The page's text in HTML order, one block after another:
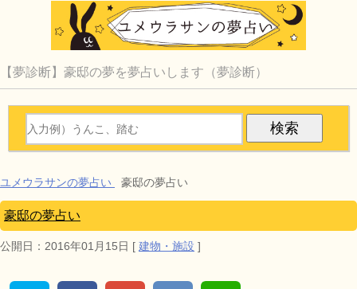
【夢診断】豪邸の夢を夢占いします（夢診断）
ユメウラサンの夢占い 豪邸の夢占い
豪邸の夢占い
公開日： 2016年01月15日 [ 建物・施設 ]